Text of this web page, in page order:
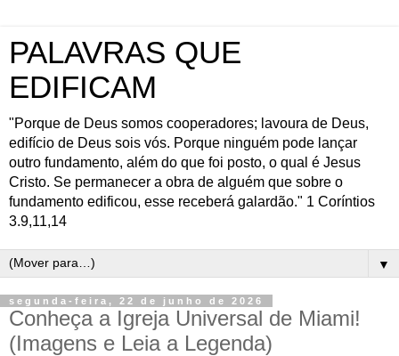
PALAVRAS QUE
EDIFICAM
"Porque de Deus somos cooperadores; lavoura de Deus,
edifício de Deus sois vós. Porque ninguém pode lançar
outro fundamento, além do que foi posto, o qual é Jesus
Cristo. Se permanecer a obra de alguém que sobre o
fundamento edificou, esse receberá galardão." 1 Coríntios
3.9,11,14
▼
segunda-feira, 22 de junho de 2026
Conheça a Igreja Universal de Miami!
(Imagens e Leia a Legenda)